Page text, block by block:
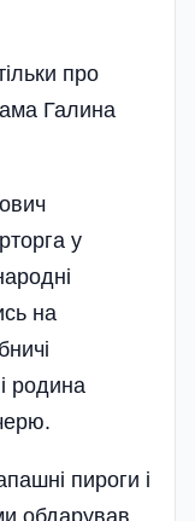
про
Галина
у
на
родина
пироги і
обдарував